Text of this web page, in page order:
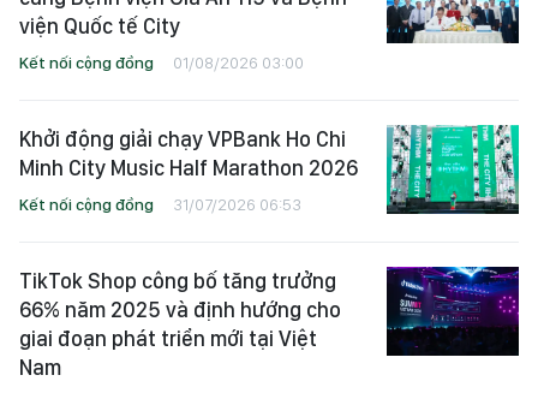
viện Quốc tế City
Kết nối cộng đồng 01/08/2026 03:00
Khởi động giải chạy VPBank Ho Chi
Minh City Music Half Marathon 2026
Kết nối cộng đồng 31/07/2026 06:53
TikTok Shop công bố tăng trưởng
66% năm 2025 và định hướng cho
giai đoạn phát triển mới tại Việt
Nam